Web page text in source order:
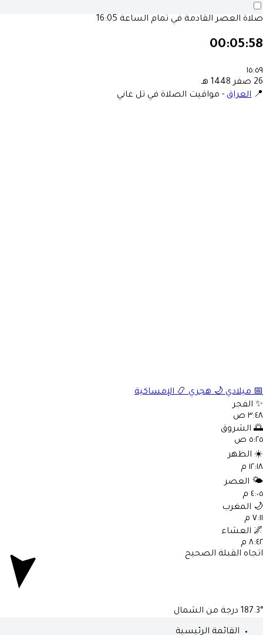
العصر القادمة في تمام الساعة 16:05
1448 هـ
العراق- مواقيت الصلاة في تل غاني
ميلادي 🌙 هجري 📿 الإمساكية
الفجر
ص
الشروق
ص
الظهر
م
العصر
م
المغرب
م
العشاء
م
القبلة الصحيح
درجة من الشمال
القائمة الرئيسية